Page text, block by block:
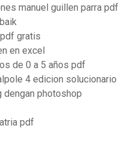
manuel guillen parra pdf
gratis
en excel
de 0 a 5 años pdf
4 edicion solucionario
dengan photoshop
pdf